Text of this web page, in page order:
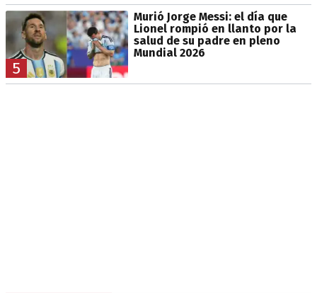
5
Murió Jorge Messi: el día que
Lionel rompió en llanto por la
salud de su padre en pleno
Mundial 2026